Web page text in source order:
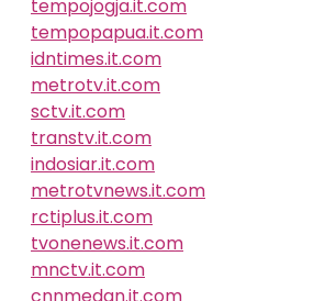
tempojogja.it.com
tempopapua.it.com
idntimes.it.com
metrotv.it.com
sctv.it.com
transtv.it.com
indosiar.it.com
metrotvnews.it.com
rctiplus.it.com
tvonenews.it.com
mnctv.it.com